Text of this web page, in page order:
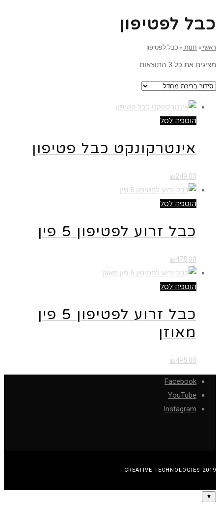
כבל לפטיפון
ראשי » חנות » כבל לפטיפון
מציגים את כל ⁦3⁩ התוצאות
הוספה לסל
אינטרקונקט כבל פטיפון
₪249.00
הוספה לסל
כבל זרוע לפטיפון 5 פין
₪475.00
הוספה לסל
כבל זרוע לפטיפון 5 פין
מאוזן
₪495.00
Facebook
YouTube
Instagram
CREATIVE TECHNOLOGIES 2019